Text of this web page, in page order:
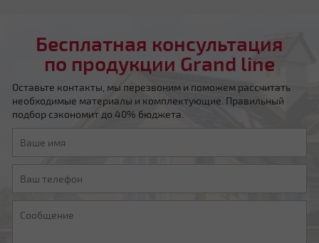
Бесплатная консультация
по продукции Grand line
Оставьте контакты, мы перезвоним и поможем рассчитать
необходимые материалы и комплектующие. Правильный
подбор сэкономит до 40% бюджета.